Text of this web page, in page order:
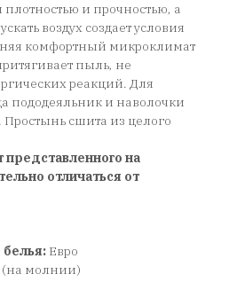
и прочностью, а
воздух создает условия
комфортный микроклимат
пыль, не
реакций. Для
пододеяльник и наволочки
сшита из целого
на
отличаться от
белья: Евро
(на молнии)